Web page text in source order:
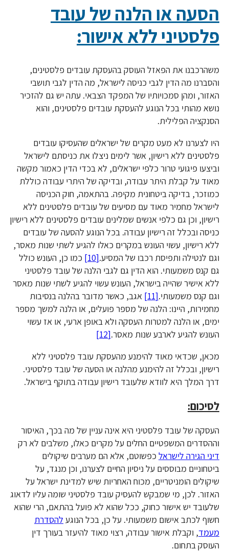
הסעה או הלנה של עובד
פלסטיני ללא אישור:
משהרכבנו את הפאזל העוסק בהעסקת עובדים פלסטינים,
והסברנו מה הדין לגבי כניסה לישראל, מה הדין לגבי תושבי
האזור, ומהן סמכויותיו של המפקד הצבאי. עתה יש גם להזכיר
נושא מהותי בכל הנוגע להעסקת עובדים פלסטינים, והוא
הסנקציה הפלילית.
היו לצערנו לא מעט מקרים של ישראלים שהעסיקו עובדים
פלסטינים ללא רישיון, אשר לימים ניצלו את כניסתם לישראל
וביצעו פיגועי טרור כלפי ישראלים, לא בכדי הדין כאמור מקשה
מאוד על קבלת היתר עבודה, ובדיקה של היתרי עבודה כוללת
כמוזכר, בדיקה ביטחונית מקיפה. בהתאמה, חוק הכניסה
לישראל מחמיר מאוד עם מסיעים של עובדים פלסטינים ללא
רישיון, וכן גם כלפי אנשים שמלינים עובדים פלסטינים ללא רישיון
כניסה ובכלל זה רישיון עבודה. בכל הנוגע להסעה של עובדים
ללא רישיון, עשוי העונש במקרים כאלו להגיע לשתי שנות מאסר,
וגם לנטילה ותפיסת רכבו של המסיע.[10]
כמו כן, העונש כולל
גם קנס משמעותי. הוא הדין גם לגבי הלנה של עובד פלסטיני
ללא אישיר שהייה בישראל, העונש עשוי להגיע לשתי שנות מאסר
וגם קנס משמעותי.[11]
אגב, כאשר מדובר בהלנה בנסיבות
מחמירות, היינו: הלנה של מספר פועלים, או הלנה למשך מספר
ימים, או הלנה למטרות העסקה ולא באופן ארעי, או אז עשוי
העונש להגיע לארבע שנות מאסר.[12]
מכאן, שכדאי מאוד להימנע מהעסקת עובד פלסטיני ללא
רישיון, ובכלל זה להימנע מהלנה או הסעה של עובד פלסטיני.
דרך המלך היא לוודא שלעובד רישיון עבודה בתוקף בישראל.
לסיכום:
העסקה של עובד פלסטיני היא אינה עניין של מה בכך, האיסור
וההסדרים המשפטיים החלים על מקרים כאלו, משלבים לא רק
דיני הגירה לישראלכפשוטם, אלא הם מערבים שיקולים
ביטחוניים מבוססים על ניסיון החיים לצערנו, וכן מנגד, על
שיקולים הומניטריים, מכוח האחריות שיש למדינת ישראל על
האזור. לכן, מי שמבקש להעסיק עובד פלסטיני שומה עליו לדאוג
שלעובד יש אישור כחוק, ככל שהוא לא פועל בהתאם, הרי שהוא
חשוף לכתב אישום משמעותי. על כן, בכל הנוגע להסדרת
מעמד, וקבלת אישור עבודה, רצוי מאוד להיעזר בעורך דין
העוסק בתחום.